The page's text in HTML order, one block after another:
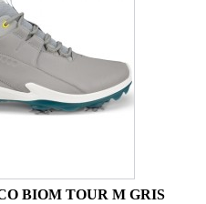
BIOM TOUR M GRIS